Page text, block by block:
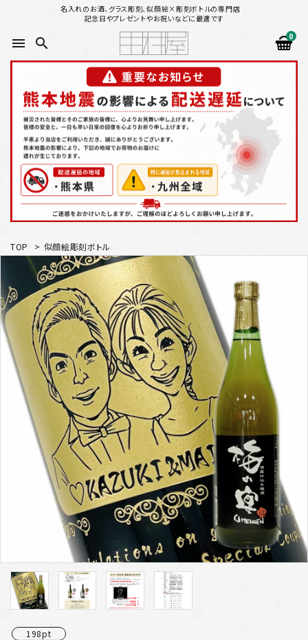
名入れのお酒、グラス彫刻、似顔絵×彫刻ボトルの専門店
記念日やプレゼントやお祝いなどに最適です
menu search 0
search
似顔絵から選ぶ
名入れ（縦書き）から選ぶ
名入れ（横書き）から選ぶ
配送方法
お支払方法
プライバシーポリシー
特定商取引法について
お問い合わせ
TOP > 似顔絵彫刻ボトル
198pt